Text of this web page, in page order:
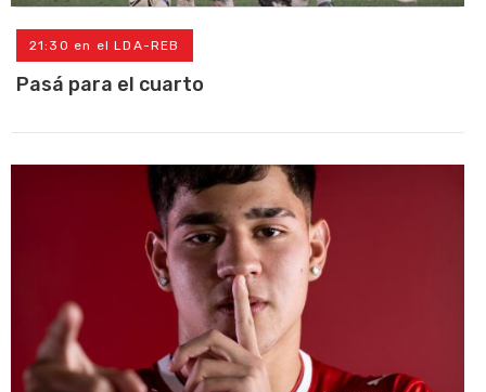
21:30 en el LDA-REB
Pasá para el cuarto